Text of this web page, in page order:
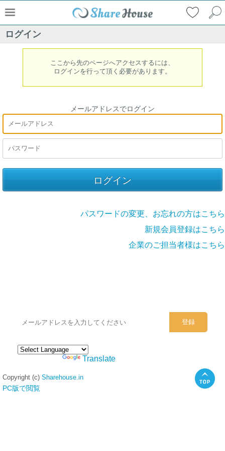
ログイン
ここから先のページへアクセスするには、
ログインを行って頂く必要があります。
メールアドレスでログイン
パスワードの変更、お忘れの方はこちら
新規会員登録はこちら
企業のご担当者様はこちら
Translate
Copyright (c) Sharehouse.in
PC版で閲覧